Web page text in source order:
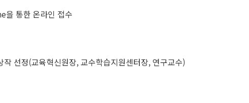
을 통한 온라인 접수​
작 선정(교육혁신원장, 교수학습지원센터장, 연구교수)​